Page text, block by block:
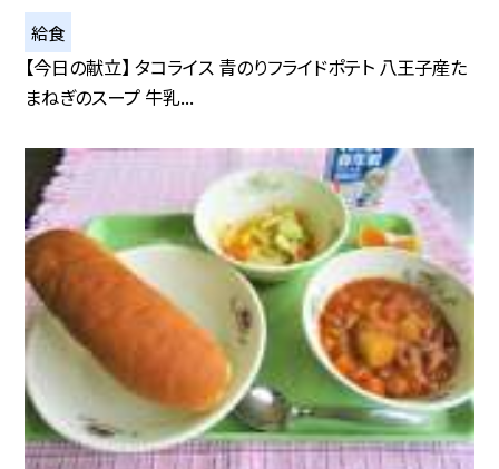
給食
【今日の献立】 タコライス 青のりフライドポテト 八王子産た
まねぎのスープ 牛乳...